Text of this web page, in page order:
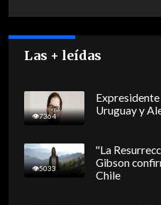
Las + leídas
7364
Uruguay y
5033
"La
Gibson
Chile